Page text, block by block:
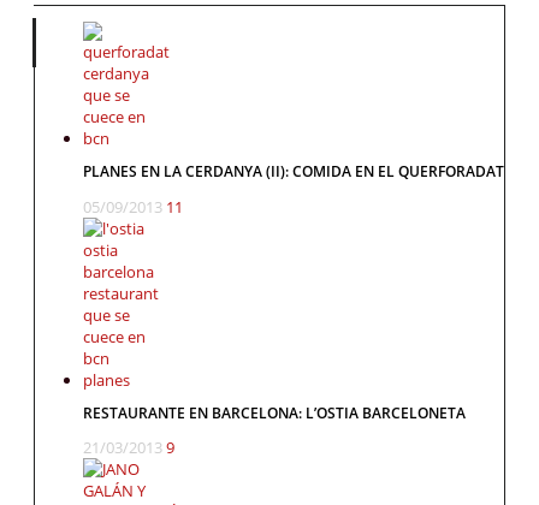
PLANES EN LA CERDANYA (II): COMIDA EN EL QUERFORADAT
05/09/2013 11
RESTAURANTE EN BARCELONA: L’OSTIA BARCELONETA
21/03/20139